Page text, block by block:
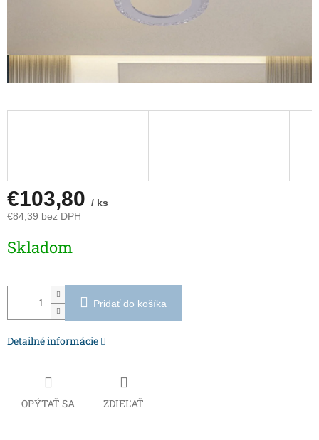
€103,80 / ks
€84,39 bez DPH
cena:
Skladom
Pridať do košíka
Detailné informácie
OPÝTAŤ SA ZDIEĽAŤ